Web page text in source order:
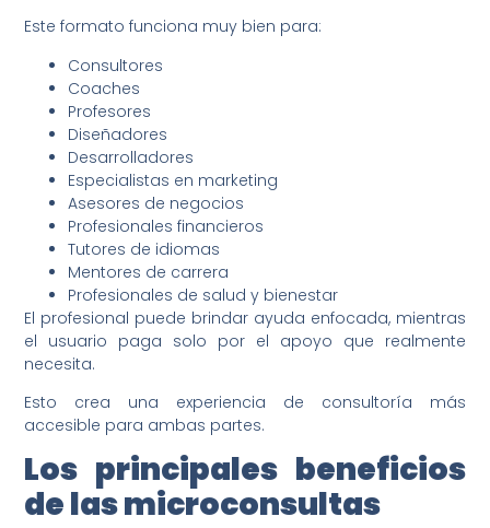
Este formato funciona muy bien para:
Consultores
Coaches
Profesores
Diseñadores
Desarrolladores
Especialistas en marketing
Asesores de negocios
Profesionales financieros
Tutores de idiomas
Mentores de carrera
Profesionales de salud y bienestar
El profesional puede brindar ayuda enfocada, mientras
el usuario paga solo por el apoyo que realmente
necesita.
Esto crea una experiencia de consultoría más
accesible para ambas partes.
Los principales beneficios
de las microconsultas